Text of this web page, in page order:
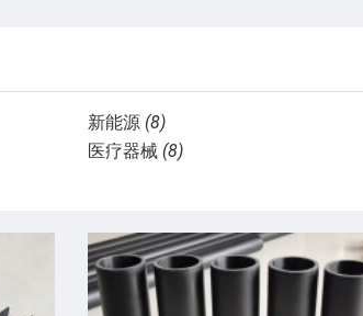
新能源 (8)
医疗器械 (8)